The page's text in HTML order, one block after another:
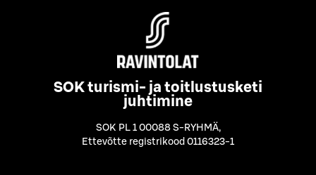
SOK turismi- ja toitlustusketi
juhtimine
SOK PL 1 00088 S-RYHMÄ,
Ettevõtte registrikood 0116323-1